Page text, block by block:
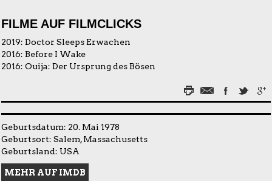
FILME AUF FILMCLICKS
2019: Doctor Sleeps Erwachen
2016: Before I Wake
2016: Ouija: Der Ursprung des Bösen
Geburtsdatum: 20. Mai 1978
Geburtsort: Salem, Massachusetts
Geburtsland: USA
MEHR AUF IMDB